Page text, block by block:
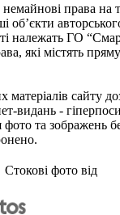
права на
об’єкти
належать ГО
які містять
матеріалів сайту
видань -
та зображень
Стокові фото від